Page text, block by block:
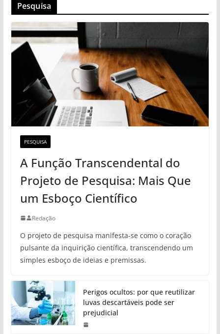
Pesquisa
PESQUISA
A Função Transcendental do
Projeto de Pesquisa: Mais Que
um Esboço Científico
Redação
O projeto de pesquisa manifesta-se como o coração
pulsante da inquirição científica, transcendendo um
simples esboço de ideias e premissas.
Perigos ocultos: por que reutilizar
luvas descartáveis pode ser
prejudicial